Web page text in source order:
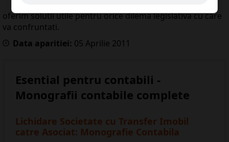
oferim solutii utile pentru orice dilema legislativa cu care
va confruntati.
Data aparitiei: 05 Aprilie 2011
Esential pentru contabili -
Monografii contabile complete
Lichidare Societate cu Transfer Imobil
catre Asociat: Monografie Contabila